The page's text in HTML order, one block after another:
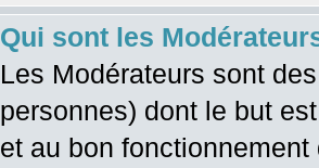
Qui sont les
Les Modérateurs sont
personnes) dont le but
et au bon